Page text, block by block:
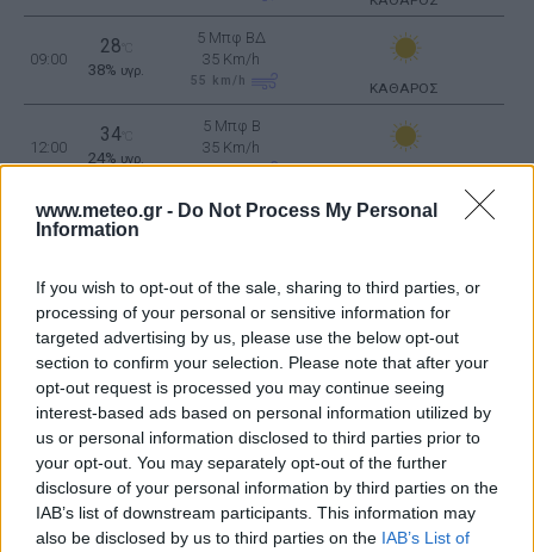
www.meteo.gr - Do Not Process My Personal
Information
If you wish to opt-out of the sale, sharing to third parties, or
processing of your personal or sensitive information for
targeted advertising by us, please use the below opt-out
section to confirm your selection. Please note that after your
opt-out request is processed you may continue seeing
interest-based ads based on personal information utilized by
us or personal information disclosed to third parties prior to
your opt-out. You may separately opt-out of the further
disclosure of your personal information by third parties on the
IAB’s list of downstream participants. This information may
also be disclosed by us to third parties on the IAB’s List of
09:00
28
38% υγρ.
5 Μπφ ΒΔ
35 Km/h
55 km/h ΚΑΘΑΡΟΣ
12:00
34°C
24% υγρ.
5 Μπφ B
35 Km/h
55km/h
15:00
37°C
5 Μπφ B
18:00
36 °C
10%υγρ.
5 Μπφ B
35 Km/h
55 km/h ΚΑΘΑΡΟΣ
21:00
30
22%υγρ.
4 Μπφ ΒΔ
24 Km/h
ΚΑΘΑΡΟΣ
ΤΕΤΑΡΤΗ12
00:00
29 °C
4 Μπφ ΒΔ